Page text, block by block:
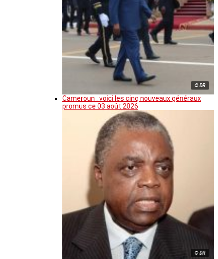
© DR
Cameroun : voici les cinq nouveaux généraux
promus ce 03 août 2026
© DR